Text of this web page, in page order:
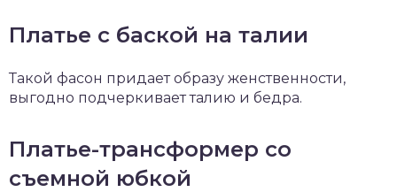
Платье с баской на талии
Такой фасон придает образу женственности,
выгодно подчеркивает талию и бедра.
Платье-трансформер со
съемной юбкой